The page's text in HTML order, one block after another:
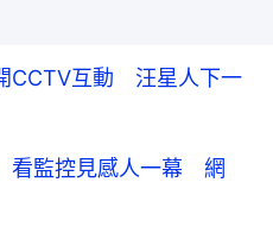
CCTV互動 汪星人下一
看監控見感人一幕 網